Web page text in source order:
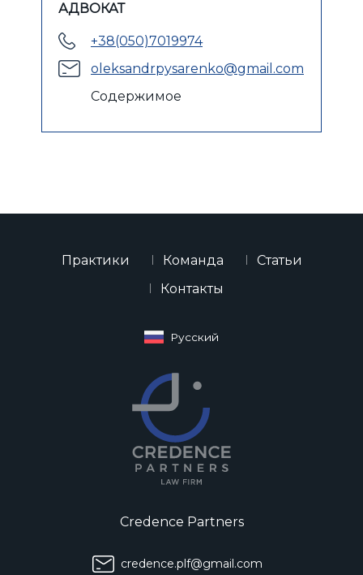
АДВОКАТ
+38(050)7019974
oleksandrpysarenko@gmail.com
Содержимое
Практики Команда
Статьи
Контакты
Русский
Credence Partners
credence.plf@gmail.com